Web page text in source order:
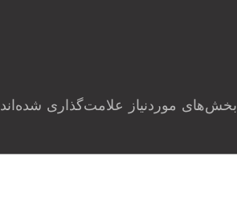
بخش‌های موردنیاز علامت‌گذاری شده‌اند